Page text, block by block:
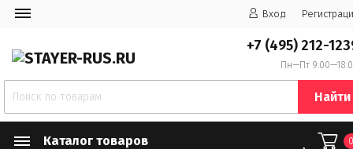
Вход
+7 (495) 212-
Пн—Пт
Найти
Каталог товаров